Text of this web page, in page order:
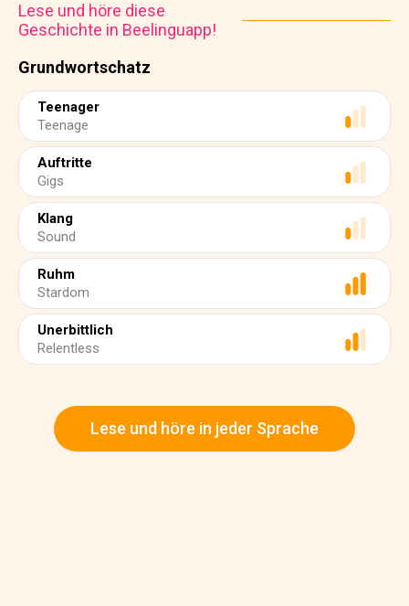
Grundwortschatz
Teenager
Teenage
Auftritte
Gigs
Klang
Sound
Ruhm
Stardom
Unerbittlich
Relentless
Lese und höre diese
Geschichte in Beelinguapp!
Lese und höre in jeder Sprache